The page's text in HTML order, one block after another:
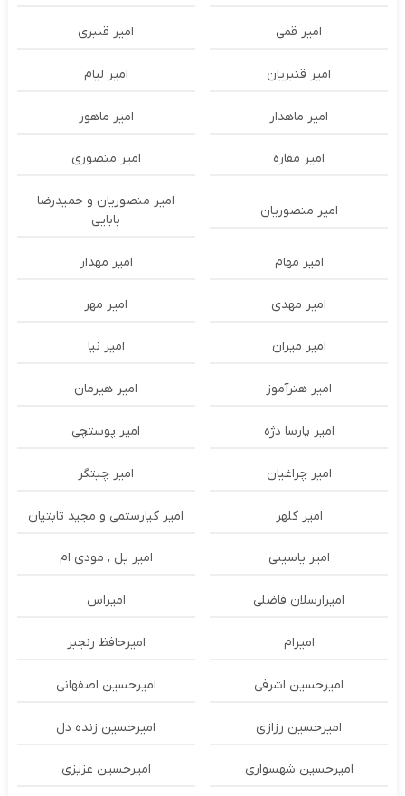
امیر قمی امیر قنبری
امیر قنبریان امیر لیام
امیر ماهدار امیر ماهور
امیر مقاره امیر منصوری
امیر منصوریان
امیر منصوریان و حمیدرضا
بابایی
امیر مهام امیر مهدار
امیر مهدی امیر مهر
امیر میران امیر نیا
امیر هنرآموز امیر هیرمان
امیر پارسا دژه امیر پوستچی
امیر چراغیان امیر چیتگر
امیر کلهر امیر کیارستمی و مجید ثابتیان
امیر یاسینی امیر یل , مودی ام
امیرارسلان فاضلی امیراس
امیرام امیرحافظ رنجبر
امیرحسین اشرفی امیرحسین اصفهانی
امیرحسین رزازی امیرحسین زنده دل
امیرحسین شهسواری امیرحسین عزیزی